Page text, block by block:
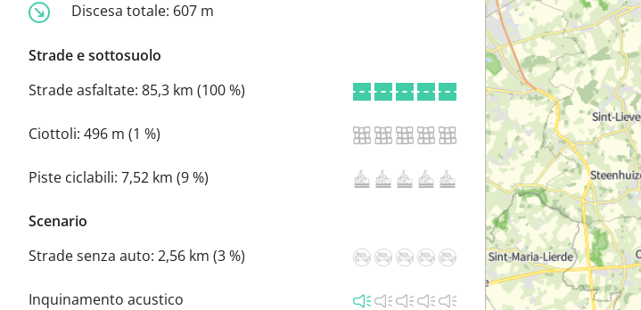
Discesa totale: 607 m
Strade e sottosuolo
Strade asfaltate: 85,3 km (100 %)
Ciottoli: 496 m (1 %)
Piste ciclabili: 7,52 km (9 %)
Scenario
Strade senza auto: 2,56 km (3 %)
Inquinamento acustico